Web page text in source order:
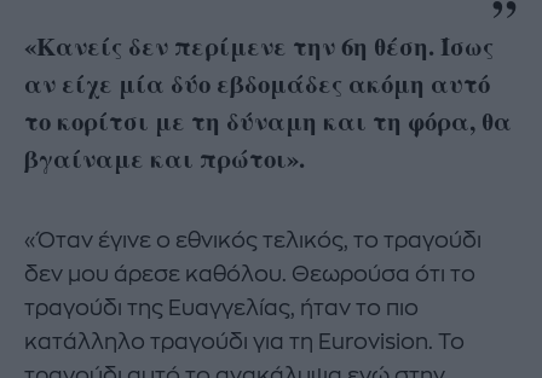
«Κανείς δεν περίμενε την 6η θέση. Ίσως
αν είχε μία δύο εβδομάδες ακόμη αυτό
το κορίτσι με τη δύναμη και τη φόρα, θα
βγαίναμε και πρώτοι».
«Όταν έγινε ο εθνικός τελικός, το τραγούδι
δεν μου άρεσε καθόλου. Θεωρούσα ότι το
τραγούδι της Ευαγγελίας, ήταν το πιο
κατάλληλο τραγούδι για τη Eurovision. Το